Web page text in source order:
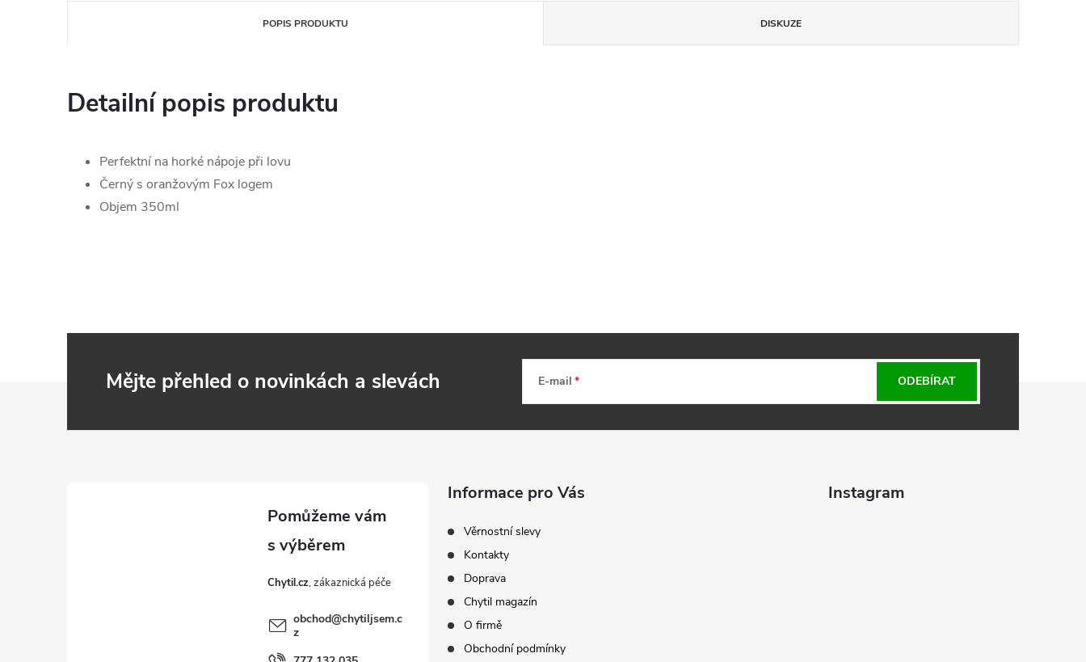
POPIS PRODUKTU DISKUZE
Detailní popis produktu
Perfektní na horké nápoje při lovu
Černý s oranžovým Fox logem
Objem 350ml
Mějte přehled o novinkách a slevách E-mail ODEBÍRAT
Chytil.cz
obchod@chytiljsem.c
z
Informace pro Vás
Věrnostní slevy
Kontakty
Doprava
Chytil magazín
O firmě
Obchodní podmínky
Instagram